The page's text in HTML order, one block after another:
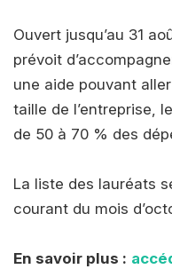
Ouvert jusqu’au 31
prévoit
une aide pouvant
taille de l’entreprise,
de 50 à 70 % des
La liste des lauréats
courant du mois
En savoir plus :